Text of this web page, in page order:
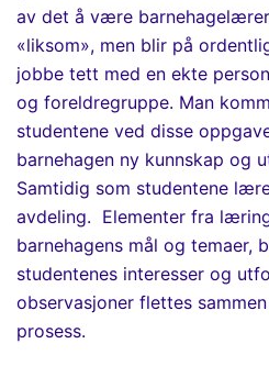
av det å være
«liksom», men blir på
jobbe tett med en ekte
og foreldregruppe. Man
studentene ved disse
barnehagen ny kunnskap og
Samtidig som studentene
avdeling. Elementer fra l
barnehagens mål og temaer,
studentenes interesser og
observasjoner flettes
prosess.